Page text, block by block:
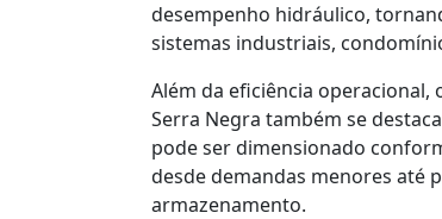
desempenho hidráulico,
sistemas industriais,
Além da eficiência
Serra Negra também se
pode ser dimensionado
desde demandas menores até
armazenamento.